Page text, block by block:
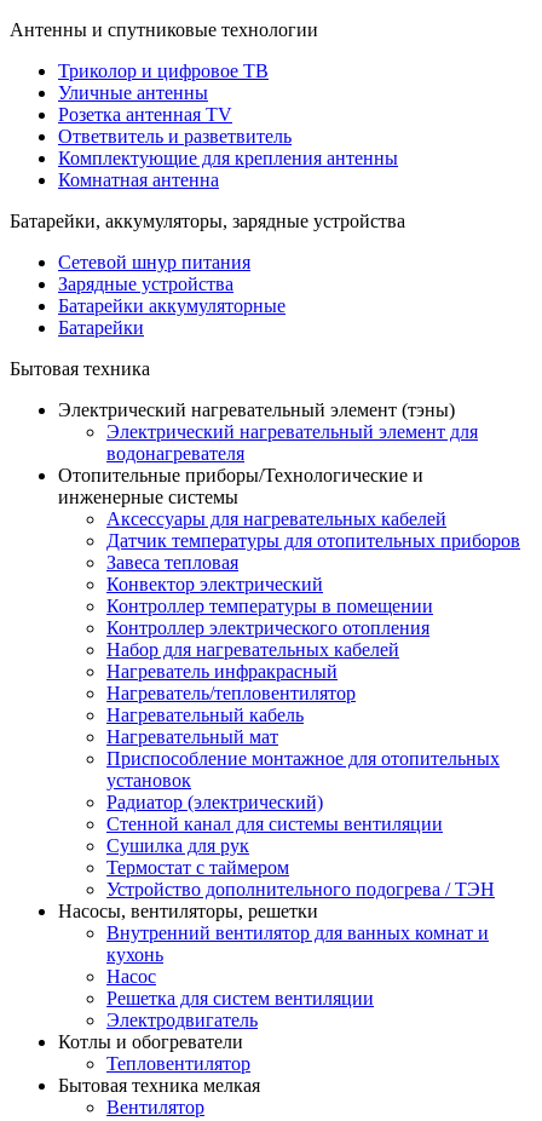
Антенны и спутниковые технологии
Триколор и цифровое ТВ
Уличные антенны
Розетка антенная TV
Ответвитель и разветвитель
Комплектующие для крепления антенны
Комнатная антенна
Батарейки, аккумуляторы, зарядные устройства
Сетевой шнур питания
Зарядные устройства
Батарейки аккумуляторные
Батарейки
Бытовая техника
Электрический нагревательный элемент (тэны)
Электрический нагревательный элемент для
водонагревателя
Отопительные приборы/Технологические и
инженерные системы
Аксессуары для нагревательных кабелей
Датчик температуры для отопительных приборов
Завеса тепловая
Конвектор электрический
Контроллер температуры в помещении
Контроллер электрического отопления
Набор для нагревательных кабелей
Нагреватель инфракрасный
Нагреватель/тепловентилятор
Нагревательный кабель
Нагревательный мат
Приспособление монтажное для отопительных
установок
Радиатор (электрический)
Стенной канал для системы вентиляции
Сушилка для рук
Термостат с таймером
Устройство дополнительного подогрева / ТЭН
Насосы, вентиляторы, решетки
Внутренний вентилятор для ванных комнат и
кухонь
Насос
Решетка для систем вентиляции
Электродвигатель
Котлы и обогреватели
Тепловентилятор
Бытовая техника мелкая
Вентилятор